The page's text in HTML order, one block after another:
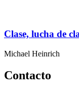
Clase, lucha de
Michael Heinrich
Contacto